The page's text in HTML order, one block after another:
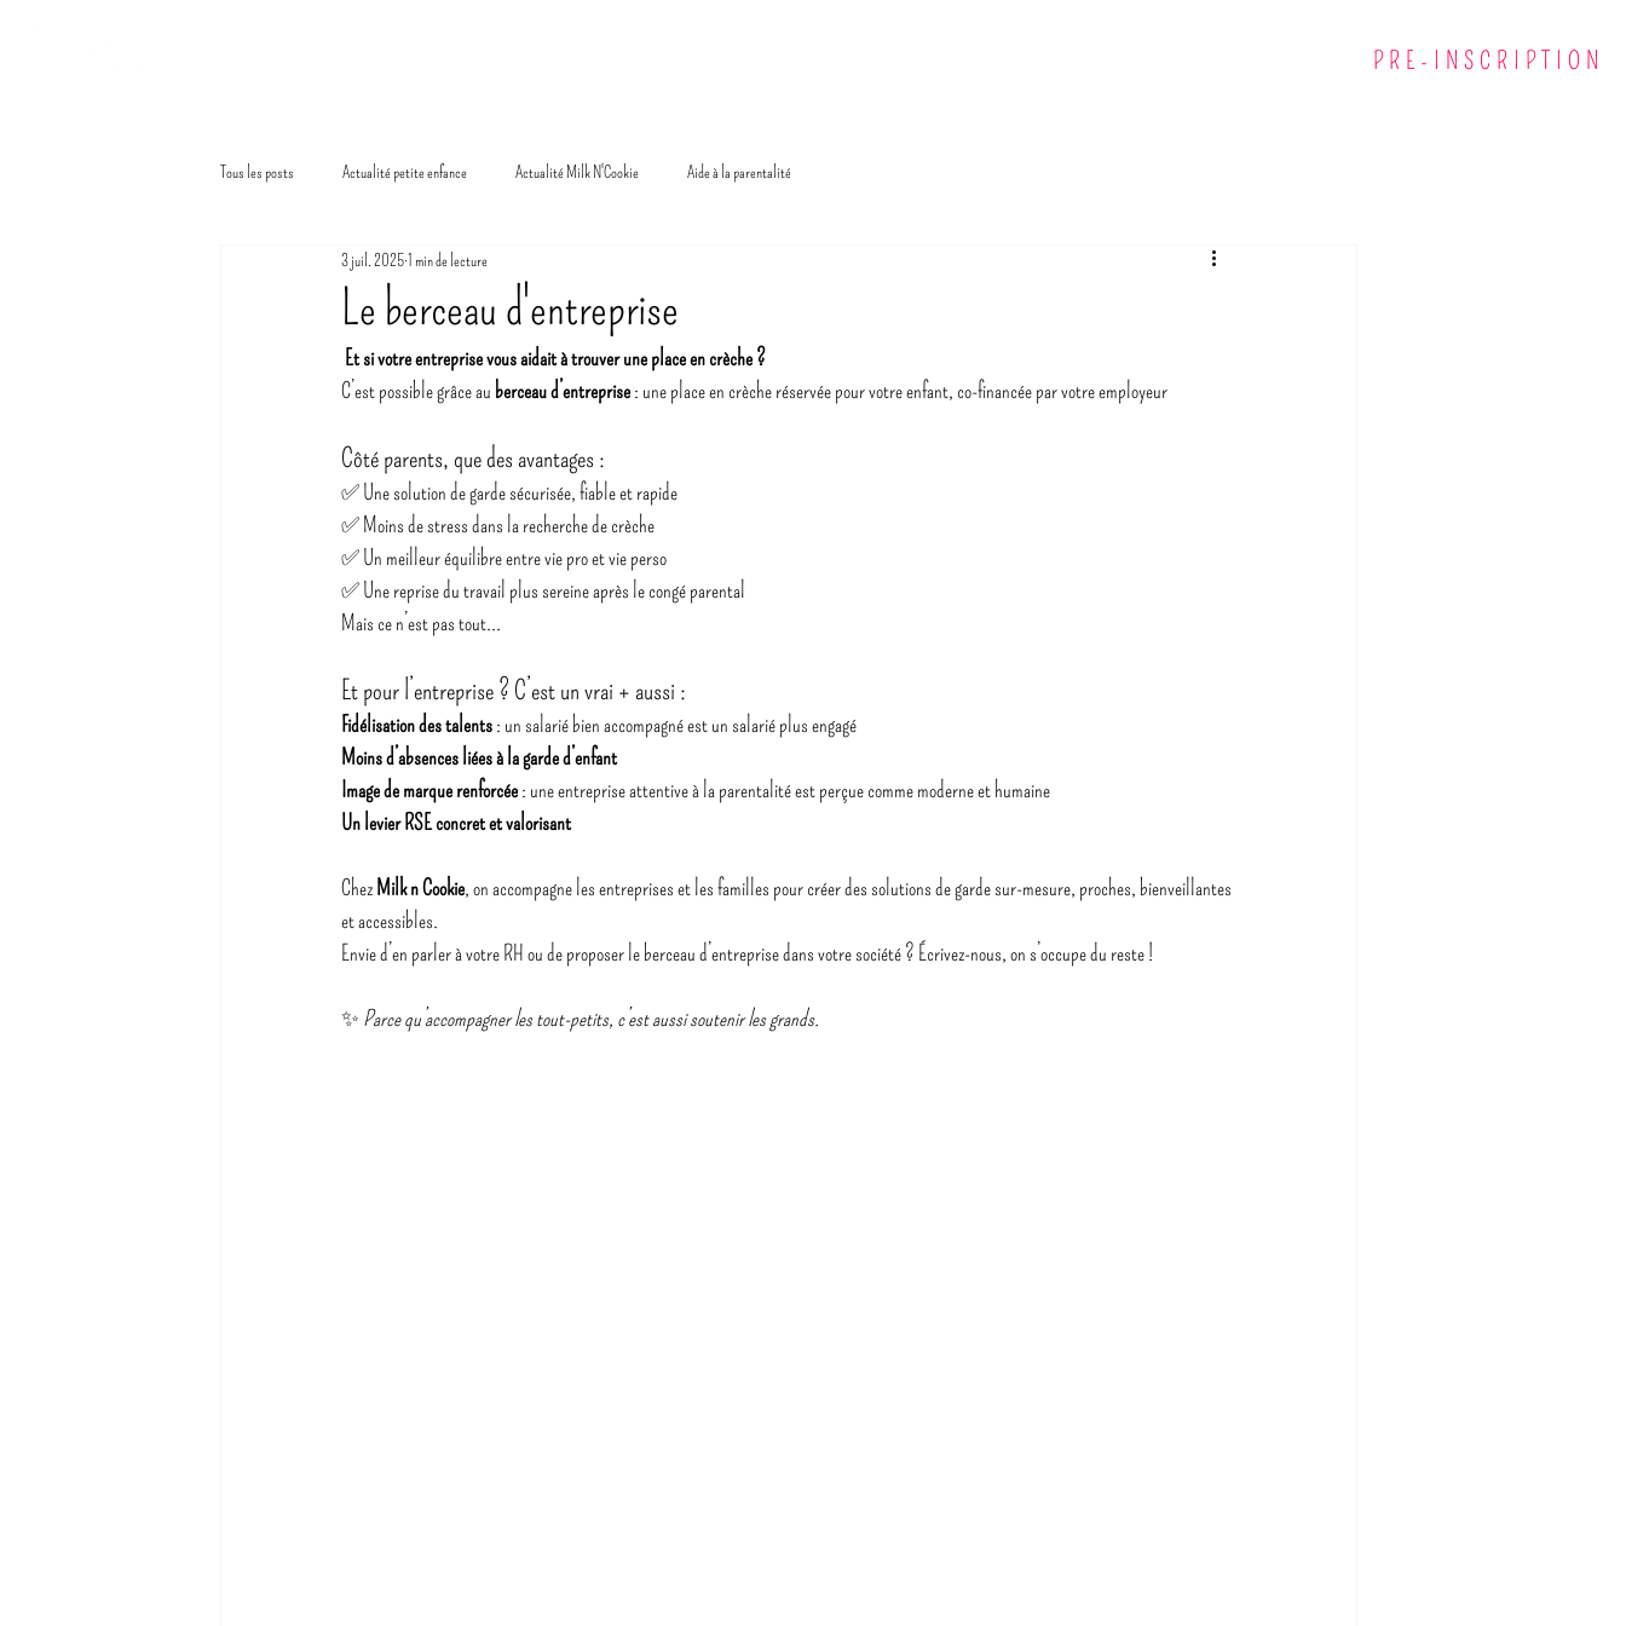
PRE-INSCRIPTION
Tous les posts Actualité petite enfance Actualité Milk N'Cookie Aide à la parentalité
Le berceau d'entreprise
3 juil. 20251 min de lecture
Et si votre entreprise vous aidait à trouver une place en crèche ?
C’est possible grâce au berceau d’entreprise : une place en crèche réservée pour votre enfant, co-financée par votre employeur
Côté parents, que des avantages :
✅ Une solution de garde sécurisée, fiable et rapide
✅ Moins de stress dans la recherche de crèche
✅ Un meilleur équilibre entre vie pro et vie perso
✅ Une reprise du travail plus sereine après le congé parental
Mais ce n’est pas tout…
Et pour l’entreprise ? C’est un vrai + aussi :
Fidélisation des talents : un salarié bien accompagné est un salarié plus engagé
Moins d’absences liées à la garde d’enfant
Image de marque renforcée : une entreprise attentive à la parentalité est perçue comme moderne et humaine
Un levier RSE concret et valorisant
Chez Milk n Cookie, on accompagne les entreprises et les familles pour créer des solutions de garde sur-mesure, proches, bienveillantes
et accessibles.
Envie d’en parler à votre RH ou de proposer le berceau d’entreprise dans votre société ? Écrivez-nous, on s’occupe du reste !
✨ Parce qu’accompagner les tout-petits, c’est aussi soutenir les grands.